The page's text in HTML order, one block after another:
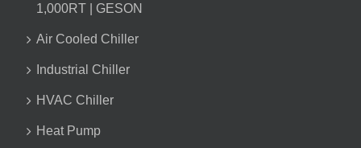
1,000RT | GESON
Air Cooled Chiller
Industrial Chiller
HVAC Chiller
Heat Pump